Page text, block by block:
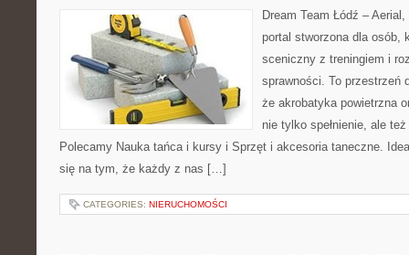
Dream Team Łódź –
portal stworzona dla osób,
sceniczny z treningiem i
sprawności. To przestrzeń
że akrobatyka powietrzna
nie tylko spełnienie, ale
Polecamy Nauka tańca i kursy i Sprzęt i akcesoria taneczne.
się na tym, że każdy z nas […]
CATEGORIES: NIERUCHOMOŚCI